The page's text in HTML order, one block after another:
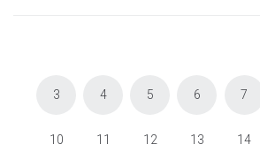
3 4 5 6 7
10 11 12 13 14